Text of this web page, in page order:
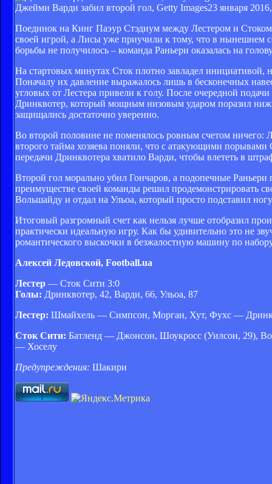
Джейми Варди забил второй гол, Getty Images23 января
Поединок на Кинг Паэур Стэдиум между Лестером и Стоком
своей игрой, а Лисы уже приучили к тому, что в нынешнем
борьбы не получилось – команда Раньери оказалась на
На стартовых минутах Сток плотно завладел инициативой,
Поначалу их давление выражалось лишь в бесконечных
угловых от Лестера привели к голу. После очередной
Дринквотер, который мощным низовым ударом поразил
защищались достаточно уверенно.
Во второй половине не поменялось ровным счетом ничего:
второго тайма хозяева поняли, что с атакующими
передачи Дринквотера хватило Варди, чтобы влететь в
Второй гол морально убил Гончаров, а подопечные
преимуществе своей команды решил продемонстрировать
Вольшайду и отдал на Ульоа, который просто подставил
Итоговый разгромный счет как нельзя лучше отобразил
практически идеальную игру. Как бы удивительно это не
романтического выскочки в безжалостную машину по
Алексей Ледовской, Football.ua
Лестер — Сток Сити 3:0
Голы: Дринквотер, 42, Варди, 66, Ульоа, 87
Лестер: Шмайхель — Симпсон, Морган, Хут, Фухс —
Сток Сити: Батленд — Джонсон, Шоукросс (Уилсон, 29),
— Хоселу
Предупреждения: Шакири